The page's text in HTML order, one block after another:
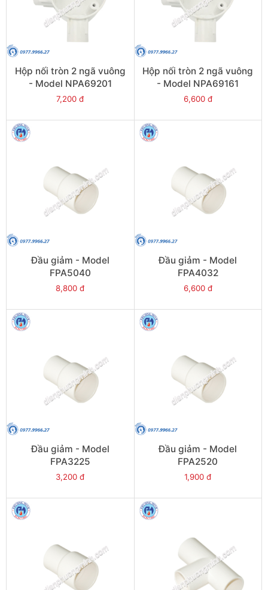
Hộp nối tròn 2 ngã vuông
- Model NPA69201
7,200 đ
Hộp nối tròn 2 ngã vuông
- Model NPA69161
6,600 đ
Đầu giảm - Model
FPA5040
8,800 đ
Đầu giảm - Model
FPA4032
6,600 đ
Đầu giảm - Model
FPA3225
3,200 đ
Đầu giảm - Model
FPA2520
1,900 đ